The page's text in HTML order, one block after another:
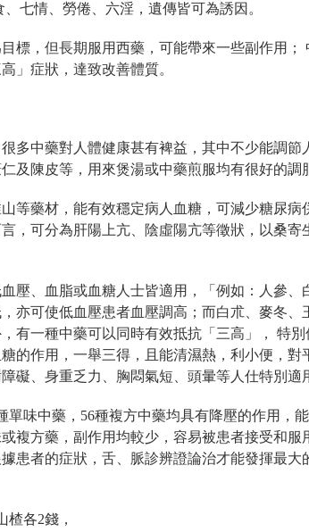
七情、勞倦、六淫，遺傳皆可為誘因。
標，但長期服用西藥，可能帶來一些副作用；
」症狀，達致改善體質。
多中藥對人體健康甚有裨益，其中不少能調節
及陳皮等，用來煲湯或中藥煎服均有很好的調
等藥材，能有效穩定病人血糖，可減少糖尿病
，可分為肝陽上亢、陰虛陽亢等徵狀，以桑寄
壓、血脂或血糖人士皆適用，「例如：人參、
亦可使低血壓患者血壓調高；而白朮、麥冬、
有一種中藥可以同時有效抵抗「三高」， 特
的作用，一舉三得，且能清濕熱，利小便，對
礙、身重乏力、胸悶氣短、頭暈等人仕特別適
味中藥，56種複方中藥均具有降壓的作用，能
複方藥，副作用均較少，容易被患者接受和服
患者的症狀，舌、脈診辨證論治才能發揮最大
量)
各2錢，